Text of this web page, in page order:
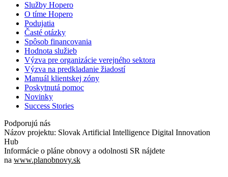
Služby Hopero
O tíme Hopero
Podujatia
Časté otázky
Spôsob financovania
Hodnota služieb
Výzva pre organizácie verejného sektora
Výzva na predkladanie žiadostí
Manuál klientskej zóny
Poskytnutá pomoc
Novinky
Success Stories
Podporujú nás
Názov projektu: Slovak Artificial Intelligence Digital Innovation
Hub
Informácie o pláne obnovy a odolnosti SR nájdete
na www.planobnovy.sk